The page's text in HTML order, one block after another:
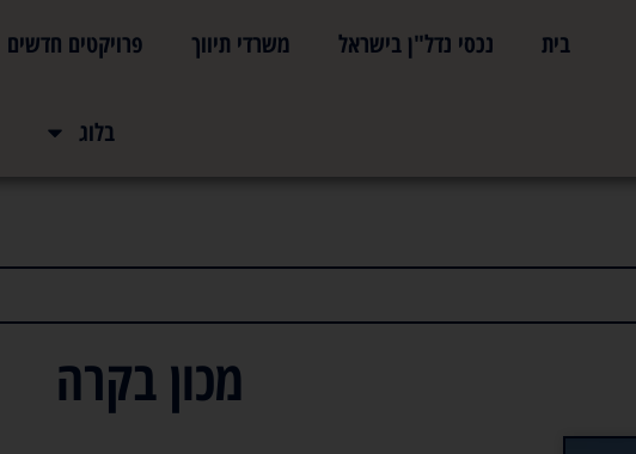
בית נכסי נדל"ן בישראל משרדי תיווך פרויקטים חדשים
בלוג
מכון בקרה